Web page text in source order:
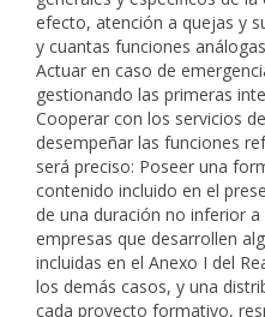
efecto, atención a quejas y
y cuantas funciones
Actuar en caso de
gestionando las primeras
Cooperar con los servicios
desempeñar las funciones
será preciso: Poseer una
contenido incluido en el
de una duración no inferior
empresas que desarrollen
incluidas en el Anexo I del
los demás casos, y una
cada proyecto formativo,